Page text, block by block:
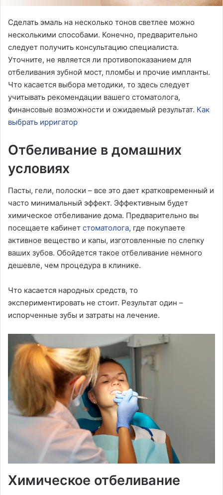
Сделать эмаль на несколько тонов светлее можно
несколькими способами. Конечно, предварительно
следует получить консультацию специалиста.
Уточните, не является ли противопоказанием для
отбеливания зубной мост, пломбы и прочие импланты.
Что касается выбора методики, то здесь следует
учитывать рекомендации вашего стоматолога,
финансовые возможности и ожидаемый результат. Как
выбрать ирригатор
Отбеливание в домашних
условиях
Пасты, гели, полоски – все это дает кратковременный и
часто минимальный эффект. Эффективным будет
химическое отбеливание дома. Предварительно вы
посещаете кабинет стоматолога, где покупаете
активное вещество и капы, изготовленные по слепку
ваших зубов. Обойдется такое отбеливание немного
дешевле, чем процедура в клинике.
Что касается народных средств, то
экспериментировать не стоит. Результат один –
испорченные зубы и затраты на лечение.
Химическое отбеливание